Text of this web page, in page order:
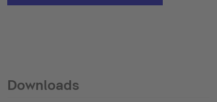
Downloads